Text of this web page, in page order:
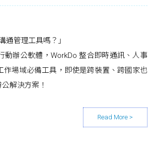
通管理工具嗎？」
辦公軟體，WorkDo 整合即時通訊、人事
場域必備工具，即使是跨裝置、跨國家也
解決方案！